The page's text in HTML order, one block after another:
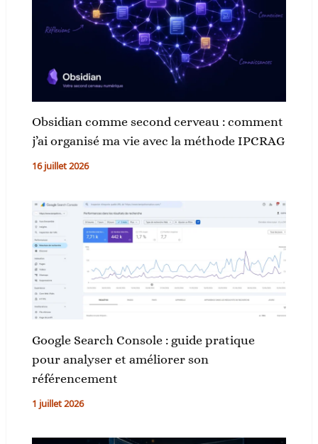
Obsidian comme second cerveau : comment
j’ai organisé ma vie avec la méthode IPCRAG
16 juillet 2026
Google Search Console : guide pratique
pour analyser et améliorer son
référencement
1 juillet 2026